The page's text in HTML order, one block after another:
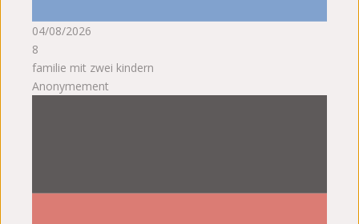
04/08/2026
8
familie mit zwei kindern
Anonymement